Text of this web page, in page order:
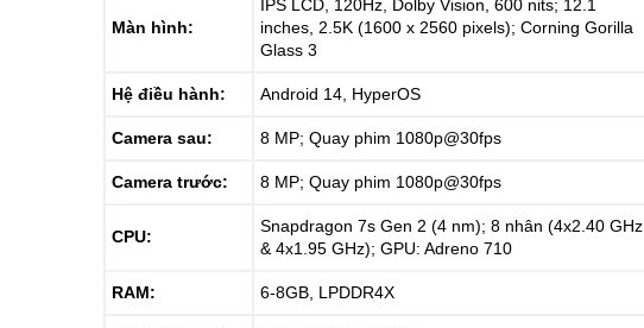
Màn hình:
IPS LCD, 120Hz, Dolby Vision, 600 nits; 12.1
inches, 2.5K (1600 x 2560 pixels); Corning Gorilla
Glass 3
Hệ điều hành: Android 14, HyperOS
Camera sau: 8 MP; Quay phim 1080p@30fps
Camera trước: 8 MP; Quay phim 1080p@30fps
CPU:
Snapdragon 7s Gen 2 (4 nm); 8 nhân (4x2.40 GHz
& 4x1.95 GHz); GPU: Adreno 710
RAM: 6-8GB, LPDDR4X